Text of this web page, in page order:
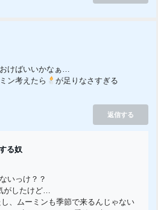
けばいいかなぁ…
ン考えたら
が足りなさすぎる
返信する
る奴
いっけ？？
がしたけど…
、ムーミンも季節で来るんじゃない